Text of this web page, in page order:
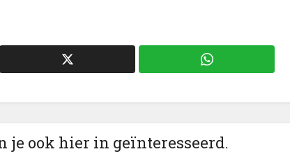
je ook hier in geïnteresseerd.